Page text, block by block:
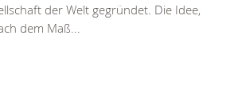
der Welt gegründet. Die Idee,
dem Maß...